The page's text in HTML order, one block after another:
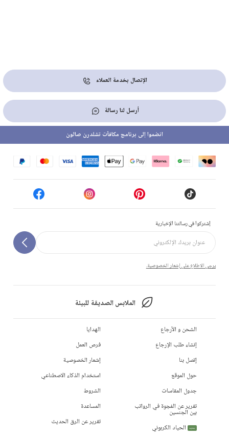
الإتصال بخدمة العملاء
أرسل لنا رسالة
إشتركوا في رسالتنا الإخبارية
يرجى الاطلاع على إشعار الخصوصية.
الملابس الصديقة للبيئة
انضموا إلى برنامج مكافآت تشلدرن صالون
الشحن و الأرجاع
إنشاء طلب الإرجاع
إتصل بنا
حول الموقع
جدول المقاسات
تقرير عن الفجوة في الرواتب
بين الجنسين
جديد الحياد الكربوني
الهدايا
فرص العمل
إشعار الخصوصية
استخدام الذكاء الاصطناعي
الشروط
المساعدة
تقرير عن الرق الحديث